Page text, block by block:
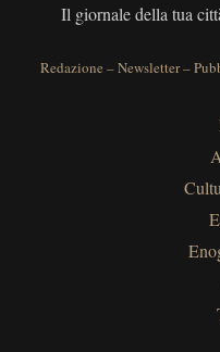
Il giornale della tua
Redazione –Newsletter–